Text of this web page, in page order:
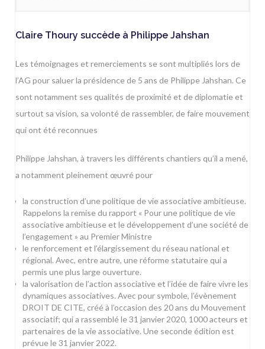
Claire Thoury succède à Philippe Jahshan
Les témoignages et remerciements se sont multipliés lors de
l’AG pour saluer la présidence de 5 ans de Philippe Jahshan. Ce
sont notamment ses qualités de proximité et de diplomatie et
surtout sa vision, sa volonté de rassembler, de faire mouvement
qui ont été reconnues
Philippe Jahshan, à travers les différents chantiers qu’il a mené,
a notamment pleinement œuvré pour
la construction d’une politique de vie associative ambitieuse.
Rappelons la remise du rapport « Pour une politique de vie
associative ambitieuse et le développement d’une société de
l’engagement » au Premier Ministre
le renforcement et l’élargissement du réseau national et
régional. Avec, entre autre, une réforme statutaire qui a
permis une plus large ouverture.
la valorisation de l’action associative et l’idée de faire vivre les
dynamiques associatives. Avec pour symbole, l’évènement
DROIT DE CITE, créé à l’occasion des 20 ans du Mouvement
associatif; qui a rassemblé le 31 janvier 2020, 1000 acteurs et
partenaires de la vie associative. Une seconde édition est
prévue le 31 janvier 2022.